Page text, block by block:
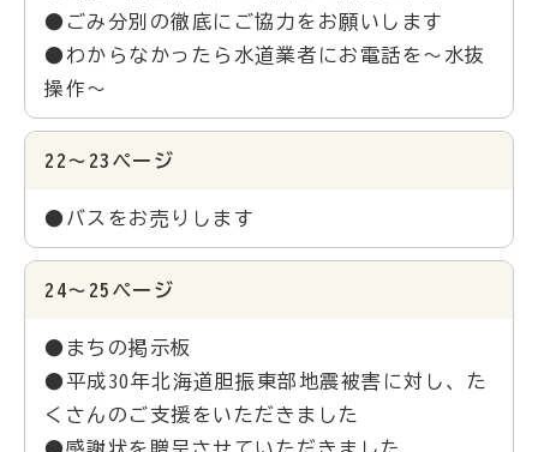
●ごみ分別の徹底にご協力をお願いします
●わからなかったら水道業者にお電話を～水抜
操作～
22～23ページ
●バスをお売りします
24～25ページ
●まちの掲示板
●平成30年北海道胆振東部地震被害に対し、た
くさんのご支援をいただきました